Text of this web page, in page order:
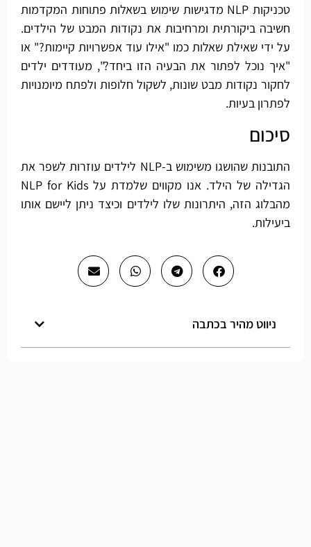
טכניקות NLP מדגישות שימוש בשאלות פתוחות המקדמות
חשיבה ביקורתית ומרחיבות את נקודות המבט של הילדים.
על ידי שאילת שאלות כמו "אילו עוד אפשרויות קיימות?" או
"איך נוכל לפתור את הבעיה הזו ביחד?", מעודדים ילדים
לחקור נקודות מבט שונות, לשקול חלופות ולפתח מיומנויות
לפתרון בעיות.
סיכום
התובנות שהושגו משימוש ב-NLP לילדים עוזרות לשפר את
הגדילה של הילד. אנו מקווים שלמדת על NLP for Kids
מהבלוג הזה, היתרונות שלו לילדים וכיצד ניתן ליישם אותו
ביעילות.
ניווט מהיר בכתבה